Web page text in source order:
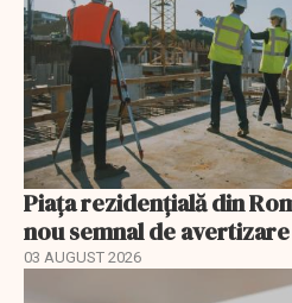
Piața rezidențială din
nou semnal de avertizare
03 AUGUST 2026